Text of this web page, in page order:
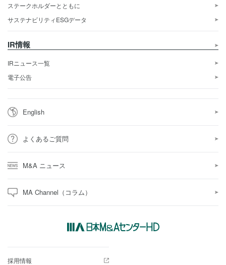
ステークホルダーとともに
サステナビリティESGデータ
IR情報
IRニュース一覧
電子公告
English
よくあるご質問
M&A ニュース
MA Channel（コラム）
採用情報